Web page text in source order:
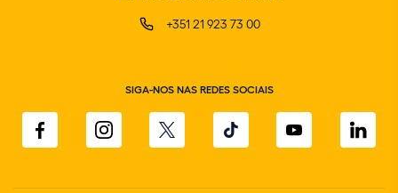
+351 21 923 73 00
SIGA-NOS NAS REDES SOCIAIS